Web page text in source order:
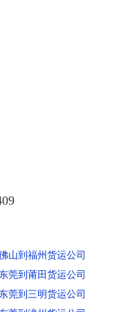
山到福州货运公司
莞到莆田货运公司
莞到三明货运公司